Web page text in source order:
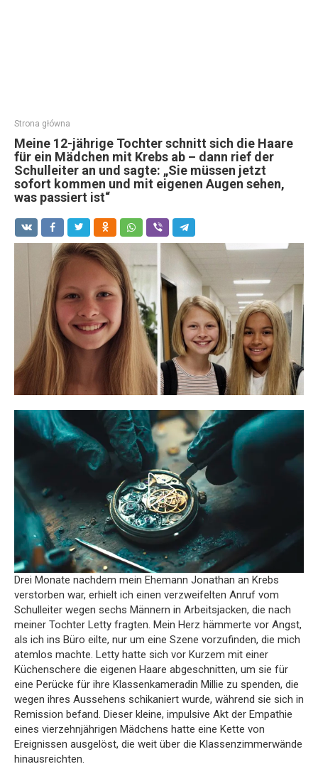
Strona główna
Meine 12-jährige Tochter schnitt sich die Haare
für ein Mädchen mit Krebs ab – dann rief der
Schulleiter an und sagte: „Sie müssen jetzt
sofort kommen und mit eigenen Augen sehen,
was passiert ist“
Drei Monate nachdem mein Ehemann Jonathan an Krebs
verstorben war, erhielt ich einen verzweifelten Anruf vom
Schulleiter wegen sechs Männern in Arbeitsjacken, die nach
meiner Tochter Letty fragten. Mein Herz hämmerte vor Angst,
als ich ins Büro eilte, nur um eine Szene vorzufinden, die mich
atemlos machte. Letty hatte sich vor Kurzem mit einer
Küchenschere die eigenen Haare abgeschnitten, um sie für
eine Perücke für ihre Klassenkameradin Millie zu spenden, die
wegen ihres Aussehens schikaniert wurde, während sie sich in
Remission befand. Dieser kleine, impulsive Akt der Empathie
eines vierzehnjährigen Mädchens hatte eine Kette von
Ereignissen ausgelöst, die weit über die Klassenzimmerwände
hinausreichten.